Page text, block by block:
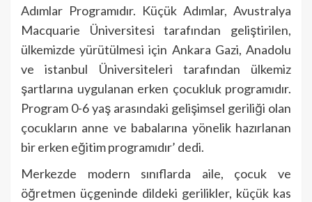
Adımlar Programıdır. Küçük Adımlar, Avustralya
Macquarie Üniversitesi tarafından geliştirilen,
ülkemizde yürütülmesi için Ankara Gazi, Anadolu
ve istanbul Üniversiteleri tarafından ülkemiz
şartlarına uygulanan erken çocukluk programıdır.
Program 0-6 yaş arasındaki gelişimsel geriliği olan
çocukların anne ve babalarına yönelik hazırlanan
bir erken eğitim programıdır’ dedi.
Merkezde modern sınıflarda aile, çocuk ve
öğretmen üçgeninde dildeki gerilikler, küçük kas